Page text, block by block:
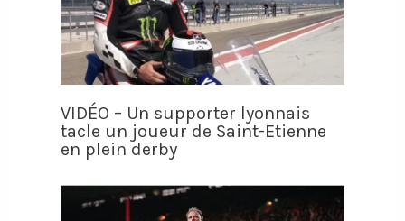
VIDÉO – Un supporter lyonnais
tacle un joueur de Saint-Etienne
en plein derby